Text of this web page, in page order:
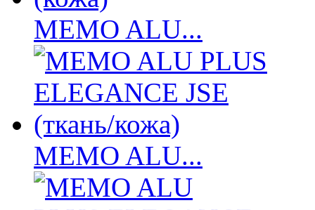
MEMO ALU...
MEMO ALU...